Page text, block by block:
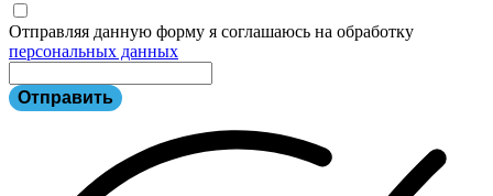
Отправляя данную форму я соглашаюсь на обработку
персональных данных
Отправить